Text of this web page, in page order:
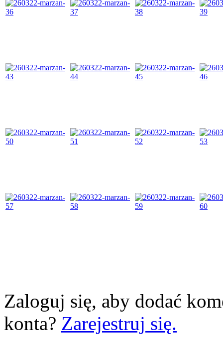
Zaloguj się, aby dodać
konta? Zarejestruj się.